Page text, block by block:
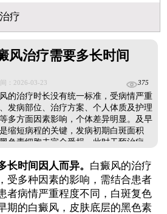
替尼和他克莫司哪个治白癜风好
ct检测白斑对治疗有什么作用
疗
风治疗需要多长时间
：2026-03-23 375
的治疗时长没有统一标准，受病情严重
发病部位、治疗方案、个人体质及护理
多方面因素影响，个体差异明显。及早
缩短病程的关键，发病初期白斑面积
色素细胞未完全受损，此时干预治疗，
合自身病情对症治疗，根据白斑类型、
择合适的方案，避免盲目治疗走弯路，
会延误病情、延长治疗时间。同时，治疗
持，不可半途而废。...
长时间因人而异。 白癜风的治疗
受多种因素的影响，需结合患者
者病情严重程度不同，白斑复色
期的白癜风，皮肤底层的黑色素